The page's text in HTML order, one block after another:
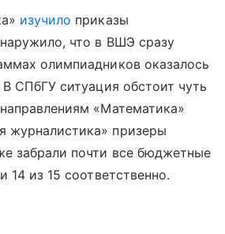
изучило приказы
что в ВШЭ сразу
олимпиадников оказалось
СПбГУ ситуация обстоит чуть
«Математика»
журналистика» призеры
забрали почти все бюджетные
из 15 соответственно.